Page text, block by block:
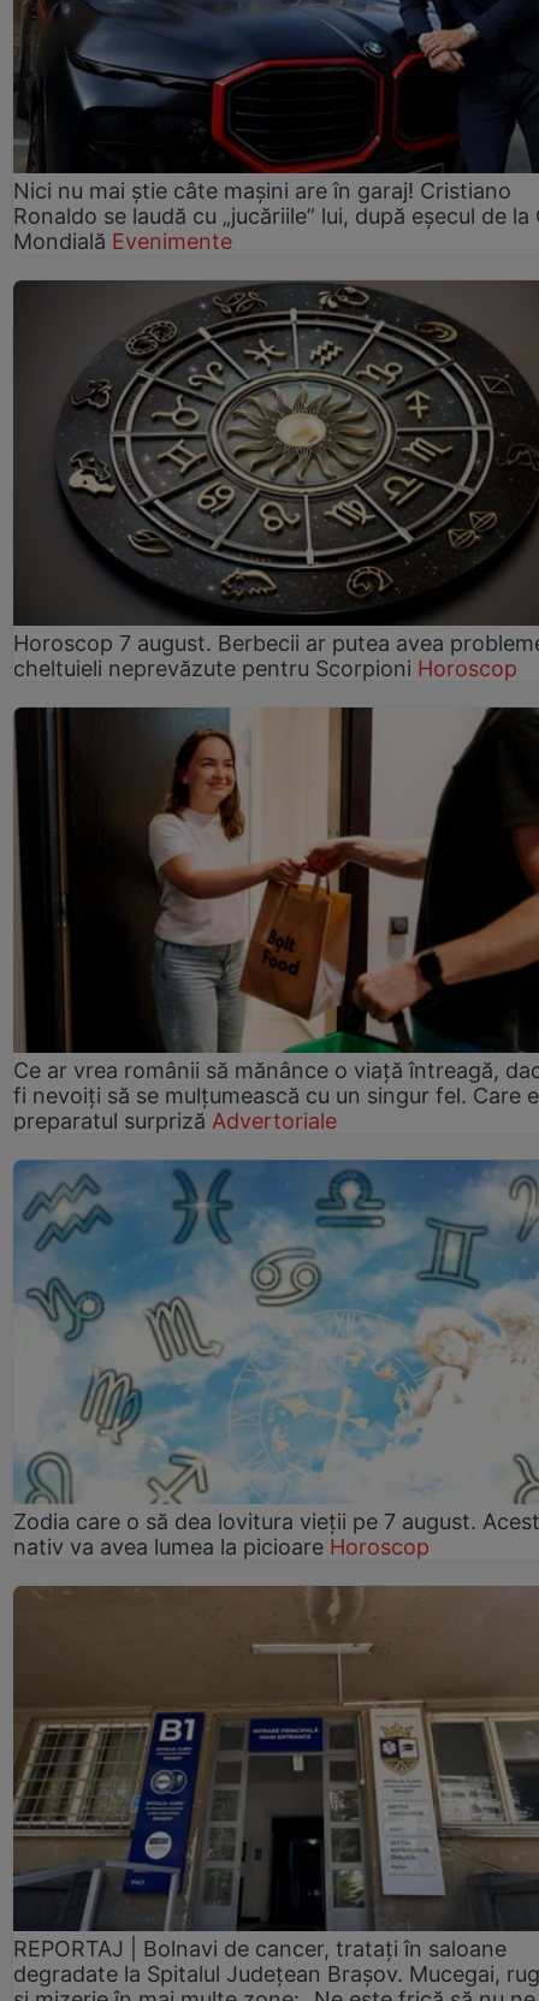
Nici nu mai știe câte mașini are în garaj! Cristiano
Ronaldo se laudă cu „jucăriile” lui, după eșecul de la
Mondială Evenimente
Horoscop 7 august. Berbecii ar putea avea
cheltuieli neprevăzute pentru Scorpioni Horoscop
Ce ar vrea românii să mănânce o viață întreagă,
fi nevoiți să se mulțumească cu un singur fel. Care e
preparatul surpriză Advertoriale
Zodia care o să dea lovitura vieții pe 7 august. Acest
nativ va avea lumea la picioare Horoscop
REPORTAJ | Bolnavi de cancer, tratați în saloane
degradate la Spitalul Județean Brașov. Mucegai,